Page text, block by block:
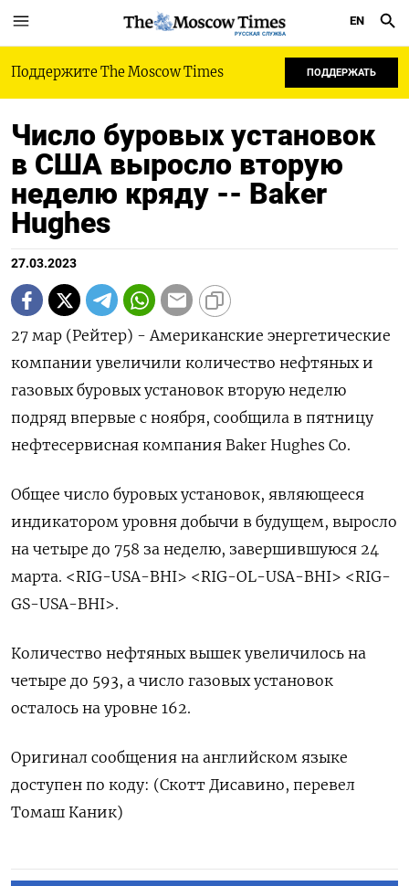
РУССКАЯ СЛУЖБА
EN
Поддержите The Moscow Times ПОДДЕРЖАТЬ
Число буровых установок
в США выросло вторую
неделю кряду -- Baker
Hughes
27.03.2023
27 мар (Рейтер) - Американские энергетические
компании увеличили количество нефтяных и
газовых буровых установок вторую неделю
подряд впервые с ноября, сообщила в пятницу
нефтесервисная компания Baker Hughes Co.
Общее число буровых установок, являющееся
индикатором уровня добычи в будущем, выросло
на четыре до 758 за неделю, завершившуюся 24
марта. <RIG-USA-BHI> <RIG-OL-USA-BHI> <RIG-
GS-USA-BHI>.
Количество нефтяных вышек увеличилось на
четыре до 593, а число газовых установок
осталось на уровне 162.
Оригинал сообщения на английском языке
доступен по коду: (Скотт Дисавино, перевел
Томаш Каник)